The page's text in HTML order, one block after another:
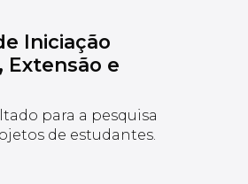
Iniciação
Extensão e
para a pesquisa
de estudantes.